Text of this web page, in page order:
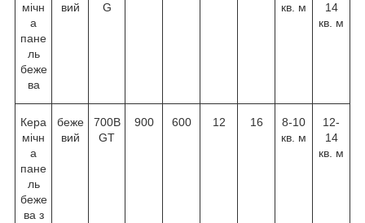
мічн
а
пане
ль
беже
ва
вий
G
кв. м
14
кв. м
Кера
мічн
а
пане
ль
беже
ва з
беже
вий
700B
GT
900 600 12 16
8-10
кв. м
12-
14
кв. м